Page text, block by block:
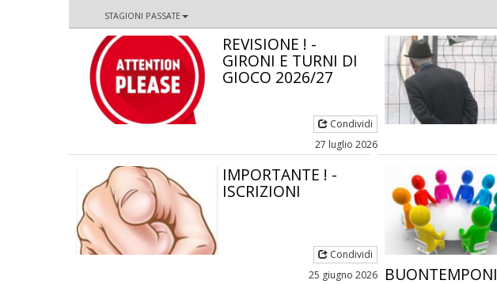
STAGIONI PASSATE
REVISIONE ! -
GIRONI E TURNI DI
GIOCO 2026/27
Condividi
27 luglio 2026
IMPORTANTE ! -
ISCRIZIONI
Condividi
25 giugno 2026
BUONTEMPONI